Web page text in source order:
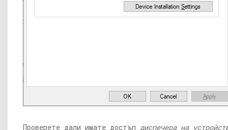
Проверете дали имате достъп диспечера на